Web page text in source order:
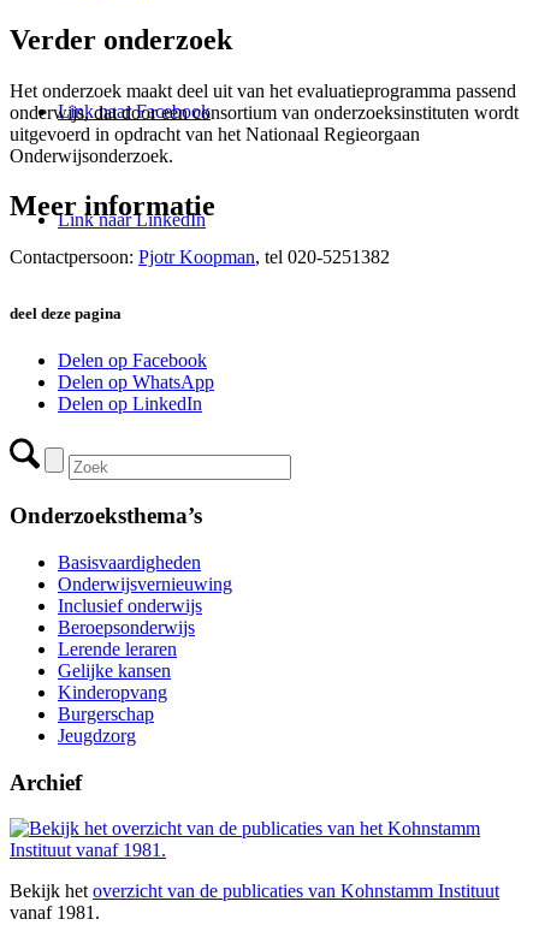
Link naar Facebook
Link naar LinkedIn
Verder onderzoek
Het onderzoek maakt deel uit van het evaluatieprogramma passend
onderwijs, dat door een consortium van onderzoeksinstituten wordt
uitgevoerd in opdracht van het Nationaal Regieorgaan
Onderwijsonderzoek.
Meer informatie
Contactpersoon: Pjotr Koopman, tel 020-5251382
deel deze pagina
Delen op Facebook
Delen op WhatsApp
Delen op LinkedIn
Onderzoeksthema’s
Basisvaardigheden
Onderwijsvernieuwing
Inclusief onderwijs
Beroepsonderwijs
Lerende leraren
Gelijke kansen
Kinderopvang
Burgerschap
Jeugdzorg
Archief
Bekijk het overzicht van de publicaties van Kohnstamm Instituut
vanaf 1981.